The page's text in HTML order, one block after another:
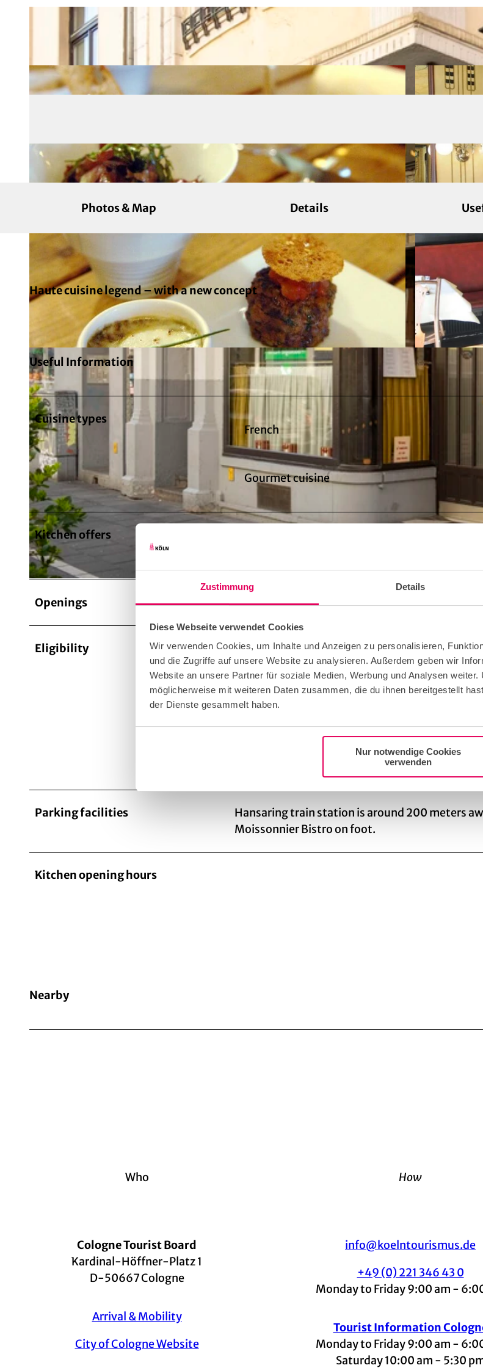
Zustimmung Details
Diese Webseite verwendet Cookies
Wir verwenden Cookies, um Inhalte und Anzeigen zu personalisieren,
und die Zugriffe auf unsere Website zu analysieren. Außerdem geben wir
Website an unsere Partner für soziale Medien, Werbung und Analysen
möglicherweise mit weiteren Daten zusammen, die du ihnen bereitgestellt
der Dienste gesammelt haben.
Nur notwendige Cookies
verwenden
Photos & Map Details
Haute cuisine legend – with a new concept
Useful Information
Cuisine types
French
Gourmet cuisine
Kitchen offers
Openings Dayoff: Monday, Sunday, Closed all holidays
Eligibility
Bad Weather Offer
Suitable for any Weather
Parking facilities
Hansaring train station is around 200 meters
Moissonnier Bistro on foot.
Kitchen opening hours
Nearby
Who
Cologne Tourist Board
Kardinal-Höffner-Platz 1
D-50667 Cologne
Arrival & Mobility
City of Cologne Website
How
info@koelntourismus.de
+49 (0) 221 346 43 0
Monday to Friday 9:00 am -
Tourist Information
Monday to Friday 9:00 am -
Saturday 10:00 am - 5:30